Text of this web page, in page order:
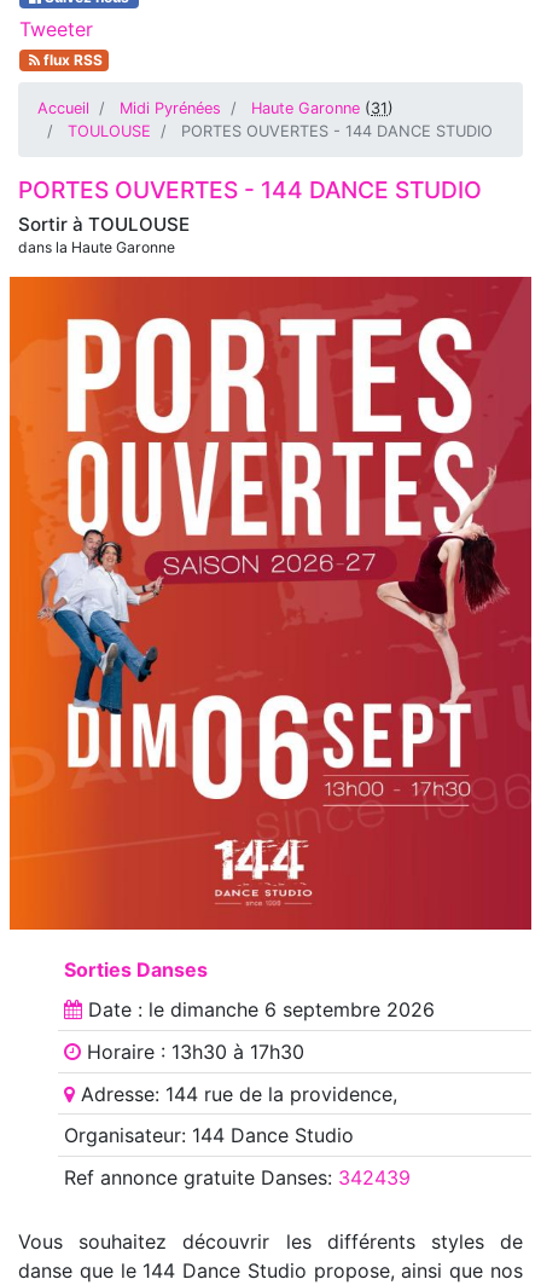
Tweeter
flux RSS
Accueil Midi Pyrénées Haute Garonne (31)
TOULOUSE
PORTES OUVERTES - 144 DANCE STUDIO
Sortir à TOULOUSE
dans la Haute Garonne
PORTES OUVERTES - 144 DANCE STUDIO
Sorties Danses
Date : le dimanche 6 septembre 2026
Horaire : 13h30 à 17h30
Adresse: 144 rue de la providence,
Organisateur: 144 Dance Studio
Ref annoncegratuite Danses: 342439
Vous souhaitez découvrir les différents styles de
danse que le 144 Dance Studio propose, ainsi que nos